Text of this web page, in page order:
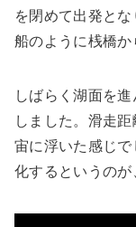
を閉めて出発と
船のように桟橋か
しばらく湖面を
しました。滑走
宙に浮いた感じ
化するというのが